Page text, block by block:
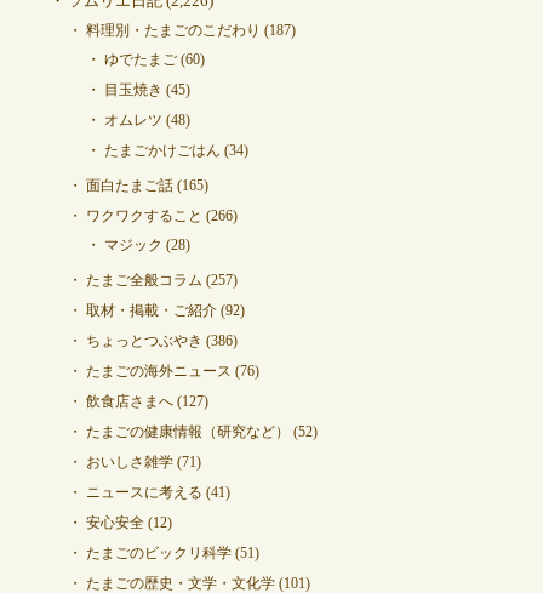
料理別・たまごのこだわり (187)
ゆでたまご(60)
目玉焼き (45)
オムレツ (48)
たまごかけごはん (34)
面白たまご話(165)
ワクワクすること (266)
マジック (28)
たまご全般コラム (257)
取材・掲載・ご紹介(92)
ちょっとつぶやき (386)
たまごの海外ニュース (76)
飲食店さまへ(127)
たまごの健康情報（研究など）
(52)
おいしさ雑学(71)
ニュースに考える (41)
安心安全(12)
たまごのビックリ科学(51)
たまごの歴史・文学・文化学(101)